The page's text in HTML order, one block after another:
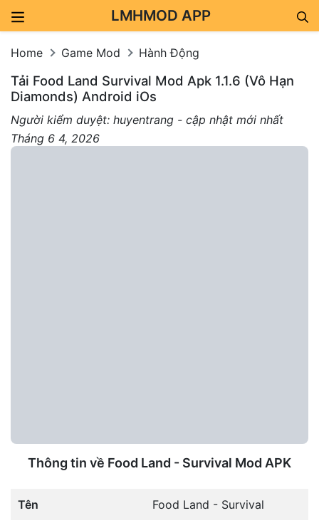
LMHMOD APP
Home Game Mod Hành Động
Tải Food Land Survival Mod Apk 1.1.6 (Vô Hạn
Diamonds) Android iOs
Người kiểm duyệt: huyentrang - cập nhật mới nhất
Tháng 6 4, 2026
Thông tin về Food Land - Survival Mod APK
Tên Food Land - Survival